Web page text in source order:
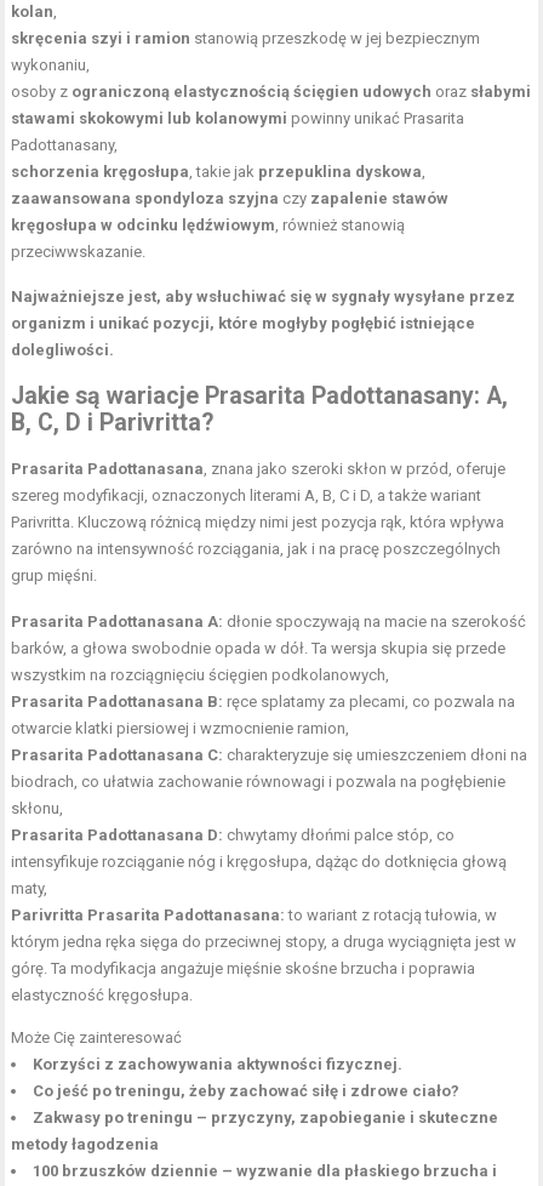
kolan
skręcenia szyi i ramion stanowią przeszkodę w jej bezpiecznym
wykonaniu,
osoby z ograniczoną elastycznością ścięgien udowych oraz słabymi
stawami skokowymi lub kolanowymi powinny unikać Prasarita
Padottanasany,
schorzenia kręgosłupa , takie jak przepuklina dyskowa
zaawansowana spondyloza szyjna czy zapalenie stawów
kręgosłupa w odcinku lędźwiowym , również stanowią
przeciwwskazanie.
Najważniejsze jest, aby wsłuchiwać się w sygnały wysyłane przez
organizm i unikać pozycji, które mogłyby pogłębić istniejące
dolegliwości.
Jakie są wariacje Prasarita Padottanasany: A,
B, C, D i Parivritta?
Prasarita Padottanasana , znana jako szeroki skłon w przód, oferuje
szereg modyfikacji, oznaczonych literami A, B, C i D, a także wariant
Parivritta. Kluczową różnicą między nimi jest pozycja rąk, która wpływa
zarówno na intensywność rozciągania, jak i na pracę poszczególnych
grup mięśni.
Prasarita Padottanasana A: dłonie spoczywają na macie na szerokość
barków, a głowa swobodnie opada w dół. Ta wersja skupia się przede
wszystkim na rozciągnięciu ścięgien podkolanowych,
Prasarita Padottanasana B: ręce splatamy za plecami, co pozwala na
otwarcie klatki piersiowej i wzmocnienie ramion,
Prasarita Padottanasana C: charakteryzuje się umieszczeniem dłoni na
biodrach, co ułatwia zachowanie równowagi i pozwala na pogłębienie
skłonu,
Prasarita Padottanasana D: chwytamy dłońmi palce stóp, co
intensyfikuje rozciąganie nóg i kręgosłupa, dążąc do dotknięcia głową
maty,
Parivritta Prasarita Padottanasana: to wariant z rotacją tułowia, w
którym jedna ręka sięga do przeciwnej stopy, a druga wyciągnięta jest w
górę. Ta modyfikacja angażuje mięśnie skośne brzucha i poprawia
elastyczność kręgosłupa.
Może Cię zainteresować
Korzyści z zachowywania aktywności fizycznej.
Co jeść po treningu, żeby zachować siłę i zdrowe ciało?
Zakwasy po treningu – przyczyny, zapobieganie i skuteczne
metody łagodzenia
100 brzuszków dziennie – wyzwanie dla płaskiego brzucha i